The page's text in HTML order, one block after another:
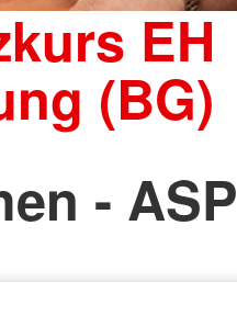
EH
(BG)
- ASP